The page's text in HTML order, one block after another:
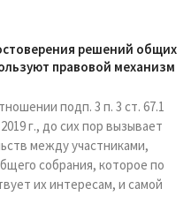
решений общих
правовой механизм
подп. 3 п. 3 ст. 67.1
г., до сих пор вызывает
между участниками,
собрания, которое по
их интересам, и самой